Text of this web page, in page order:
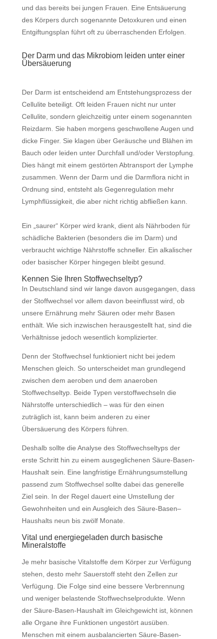
und das bereits bei jungen Frauen. Eine Entsäuerung
des Körpers durch sogenannte Detoxkuren und einen
Entgiftungsplan führt oft zu überraschenden Erfolgen.
Der Darm und das Mikrobiom leiden unter einer
Übersäuerung
Der Darm ist entscheidend am Entstehungsprozess der
Cellulite beteiligt. Oft leiden Frauen nicht nur unter
Cellulite, sondern gleichzeitig unter einem sogenannten
Reizdarm. Sie haben morgens geschwollene Augen und
dicke Finger. Sie klagen über Geräusche und Blähen im
Bauch oder leiden unter Durchfall und/oder Verstopfung.
Dies hängt mit einem gestörten Abtransport der Lymphe
zusammen. Wenn der Darm und die Darmflora nicht in
Ordnung sind, entsteht als Gegenregulation mehr
Lymphflüssigkeit, die aber nicht richtig abfließen kann.
Ein „saurer“ Körper wird krank, dient als Nährboden für
schädliche Bakterien (besonders die im Darm) und
verbraucht wichtige Nährstoffe schneller. Ein alkalischer
oder basischer Körper hingegen bleibt gesund.
Kennen Sie Ihren Stoffwechseltyp?
In Deutschland sind wir lange davon ausgegangen, dass
der Stoffwechsel vor allem davon beeinflusst wird, ob
unsere Ernährung mehr Säuren oder mehr Basen
enthält. Wie sich inzwischen herausgestellt hat, sind die
Verhältnisse jedoch wesentlich komplizierter.
Denn der Stoffwechsel funktioniert nicht bei jedem
Menschen gleich. So unterscheidet man grundlegend
zwischen dem aeroben und dem anaeroben
Stoffwechseltyp. Beide Typen verstoffwechseln die
Nährstoffe unterschiedlich – was für den einen
zuträglich ist, kann beim anderen zu einer
Übersäuerung des Körpers führen.
Deshalb sollte die Analyse des Stoffwechseltyps der
erste Schritt hin zu einem ausgeglichenen Säure-Basen-
Haushalt sein. Eine langfristige Ernährungsumstellung
passend zum Stoffwechsel sollte dabei das generelle
Ziel sein. In der Regel dauert eine Umstellung der
Gewohnheiten und ein Ausgleich des Säure-Basen–
Haushalts neun bis zwölf Monate.
Vital und energiegeladen durch basische
Mineralstoffe
Je mehr basische Vitalstoffe dem Körper zur Verfügung
stehen, desto mehr Sauerstoff steht den Zellen zur
Verfügung. Die Folge sind eine bessere Verbrennung
und weniger belastende Stoffwechselprodukte. Wenn
der Säure-Basen-Haushalt im Gleichgewicht ist, können
alle Organe ihre Funktionen ungestört ausüben.
Menschen mit einem ausbalancierten Säure-Basen-